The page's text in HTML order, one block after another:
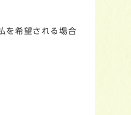
を希望される場合